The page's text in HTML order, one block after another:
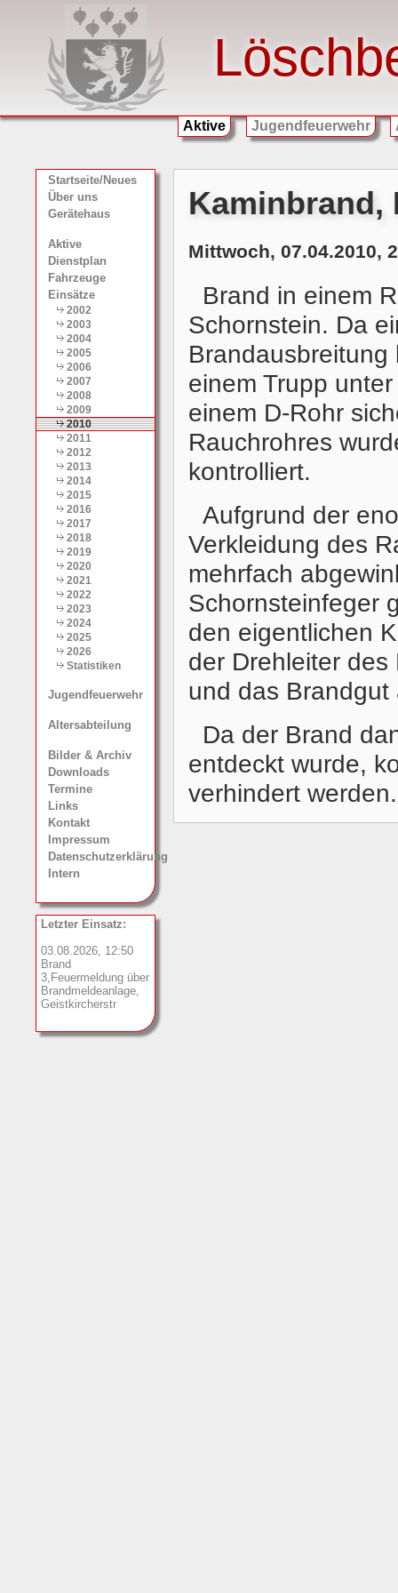
Aktive Jugendfeuerwehr
Startseite/Neues
Über uns
Gerätehaus
Aktive
Dienstplan
Fahrzeuge
Einsätze
2002
2003
2004
2005
2006
2007
2008
2009
2010
2011
2012
2013
2014
2015
2016
2017
2018
2019
2020
2021
2022
2023
2024
2025
2026
Statistiken
Jugendfeuerwehr
Altersabteilung
Bilder & Archiv
Downloads
Termine
Links
Kontakt
Impressum
Datenschutzerklärung
Intern
Letzter Einsatz:
03.08.2026, 12:50
Brand
3,Feuermeldung über
Brandmeldeanlage,
Geistkircherstr
Kaminbrand,
Mittwoch, 07.04.2010,
Brand in einem
Schornstein. Da
einem Trupp
einem D-Rohr
Rauchrohres
kontrolliert.
Aufgrund der
Verkleidung des
mehrfach
Schornsteinfeger
den eigentlichen
der Drehleiter
und das
Da der Brand
entdeckt wurde,
verhindert werden.